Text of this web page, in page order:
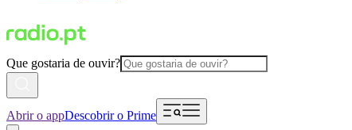
Que gostaria de ouvir?
Abrir o appDescobrir o Prime